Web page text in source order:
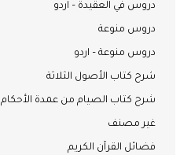
دروس في العقيدة – اردو
دروس منوعة
دروس منوعة – اردو
شرح كتاب الأصول الثلاثة
شرح كتاب الصيام من عمدة الأحكام
غير مصنف
فضائل القرآن الكريم